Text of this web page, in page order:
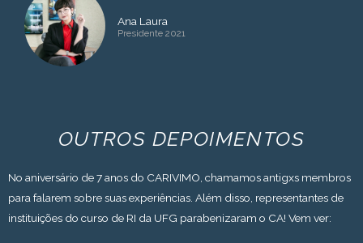
Ana Laura
Presidente 2021
OUTROS DEPOIMENTOS
No aniversário de 7 anos do CARIVIMO, chamamos antigxs membros
para falarem sobre suas experiências. Além disso, representantes de
instituições do curso de RI da UFG parabenizaram o CA! Vem ver: